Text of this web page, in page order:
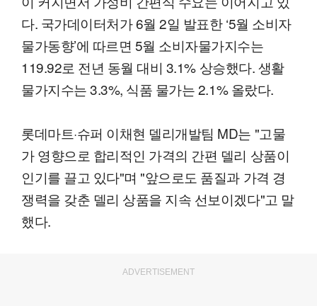
다. 국가데이터처가 6월 2일 발표한 ‘5월 소비자
물가동향’에 따르면 5월 소비자물가지수는
119.92로 전년 동월 대비 3.1% 상승했다. 생활
물가지수는 3.3%, 식품 물가는 2.1% 올랐다.
롯데마트·슈퍼 이채현 델리개발팀 MD는 "고물
가 영향으로 합리적인 가격의 간편 델리 상품이
인기를 끌고 있다"며 "앞으로도 품질과 가격 경
쟁력을 갖춘 델리 상품을 지속 선보이겠다"고 말
했다.
ADVERTISEMENT